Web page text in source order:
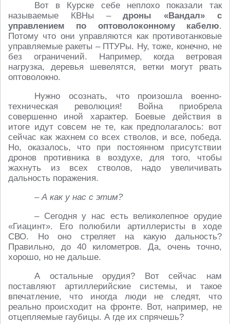
Вот в Курске себе неплохо показали так
называемые КВНы –дроны «Вандал» с
управлением по оптоволоконному кабелю.
Потому что они управляются как противотанковые
управляемые ракеты – ПТУРы. Ну, тоже, конечно, не
без ограничений. Например, когда ветровая
нагрузка, деревья шевелятся, ветки могут рвать
оптоволокно.
Нужно осознать, что произошла военно-
техническая революция! Война приобрела
совершенно иной характер. Боевые действия в
итоге идут совсем не те, как предполагалось: вот
сейчас как жахнем со всех стволов, и все, победа.
Но, оказалось, что при постоянном присутствии
дронов противника в воздухе, для того, чтобы
жахнуть из всех стволов, надо увеличивать
дальность поражения.
– А как у нас с этим?
– Сегодня у нас есть великолепное орудие
«Гиацинт». Его полюбили артиллеристы в ходе
СВО. Но оно стреляет на какую дальность?
Правильно, до 40 километров. Да, очень точно,
хорошо, но не дальше.
А остальные орудия? Вот сейчас нам
поставляют артиллерийские системы, и такое
впечатление, что иногда люди не следят, что
реально происходит на фронте. Вот, например, не
отцепляемые гаубицы. А где их спрячешь?